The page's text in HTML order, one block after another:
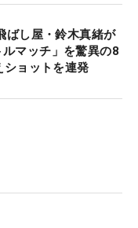
ばし屋・鈴木真緒が
ルマッチ」を驚異の8
ョットを連発